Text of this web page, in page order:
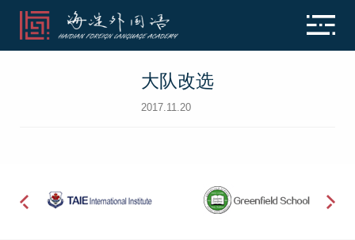
大队改选
2017.11.20